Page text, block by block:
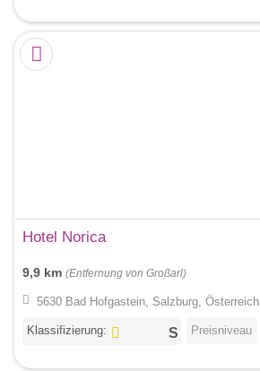
Hotel Norica
9,9 km (Entfernung von Großarl)
5630 Bad Hofgastein, Salzburg, Österreich
Klassifizierung: Preisniveau